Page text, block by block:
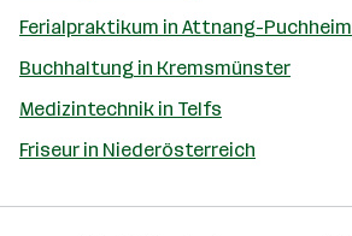
Ferialpraktikum in Attnang-Puchheim
Buchhaltung in Kremsmünster
Medizintechnik in Telfs
Friseur in Niederösterreich